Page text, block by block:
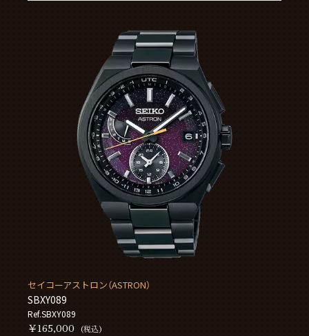
セイコーアストロン（ASTRON）
SBXY089
Ref.SBXY089
￥165,000 (税込)